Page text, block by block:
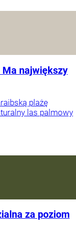
Ma największy
plażę
las palmowy
za poziom